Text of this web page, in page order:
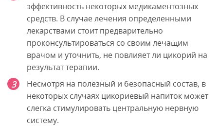
эффективность некоторых медикаментозных
средств. В случае лечения определенными
лекарствами стоит предварительно
проконсультироваться со своим лечащим
врачом и уточнить, не повлияет ли цикорий на
результат терапии.
Несмотря на полезный и безопасный состав, в
некоторых случаях цикориевый напиток может
слегка стимулировать центральную нервную
систему.